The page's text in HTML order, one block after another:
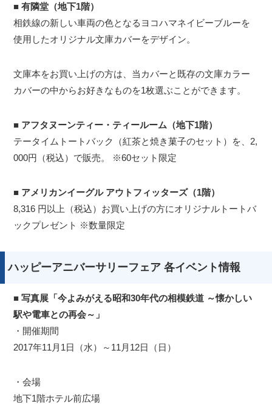
■ 有隣堂（地下1階）
相鉄線の新しい車両の色となるヨコハマネイビーブルーを
使用したオリジナル文庫カバーをデザイン。
文庫本をお買い上げの方は、当カバーと既存の文庫カラー
カバーの中からお好きなものを1枚選ぶことができます。
■ アフタヌーンティー・ティールーム（地下1階）
テータイムトートバック（紅茶と焼き菓子のセット）を、2,
000円（税込）で販売。 ※60セット限定
■ アメリカンイーグル アウトフィッターズ（1階）
8,316 円以上（税込）お買い上げの方にオリジナルトートバ
ックプレゼント ※数量限定
ハッピーアニバーサリーフェア 各イベント情報
■ 写真展「今よみがえる昭和30年代の相模鉄道 ～懐かしい
駅や電車との再会～」
・開催期間
2017年11月1日（水）～11月12日（日）
・会場
地下1階ホテル前広場